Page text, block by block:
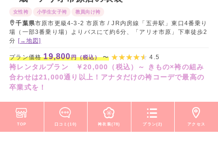
女性袴 小学生女子袴 教員向け袴
千葉県市原市更級4-3-2 市原市 / JR内房線「五井駅」東口4番乗り
場（一部3番乗り場）よりバスにて約6分、「アリオ市原」下車徒歩2
分 [→地図]
プラン価格19,800円（税込）〜 4.5
袴レンタルプラン ￥20,000（税込）～ きもの×袴の組み
合わせは21,000通り以上！アナタだけの袴コーデで最高の
卒業式を！
TOP 口コミ(10) 袴衣装(78) プラン(2) アクセス